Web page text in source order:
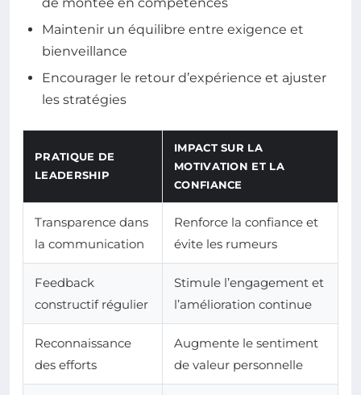
Maintenir un équilibre entre exigence et
bienveillance
Encourager le retour d’expérience et ajuster
les stratégies
PRATIQUE DE
LEADERSHIP
IMPACT SUR LA
MOTIVATION ET LA
CONFIANCE
Transparence dans
la communication
Renforce la confiance et
évite les rumeurs
Feedback
constructif régulier
Stimule l’engagement et
l’amélioration continue
Reconnaissance
des efforts
Augmente le sentiment
de valeur personnelle